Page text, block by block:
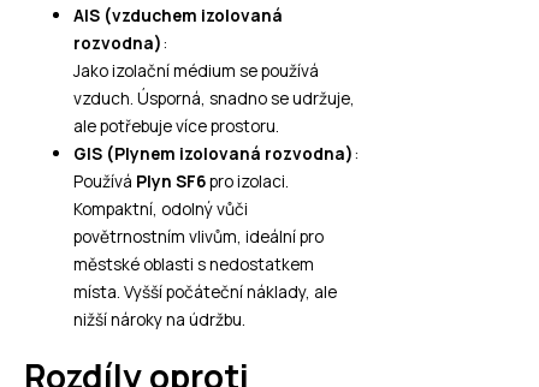
AIS (vzduchem izolovaná
rozvodna):
Jako izolační médium se používá
vzduch. Úsporná, snadno se udržuje,
ale potřebuje více prostoru.
GIS (Plynem izolovaná rozvodna):
Používá Plyn SF6pro izolaci.
Kompaktní, odolný vůči
povětrnostním vlivům, ideální pro
městské oblasti s nedostatkem
místa. Vyšší počáteční náklady, ale
nižší nároky na údržbu.
Rozdíly oproti